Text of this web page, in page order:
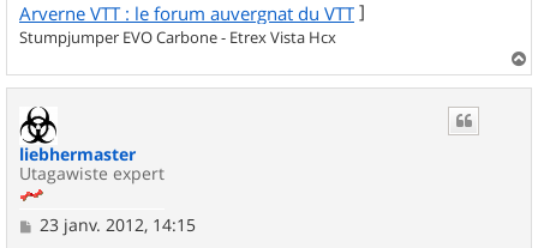
Arverne VTT : le forum auvergnat du VTT ]
Stumpjumper EVO Carbone - Etrex Vista Hcx
a
liebhermaster
Utagawiste expert
M
23 janv. 2012, 14:15